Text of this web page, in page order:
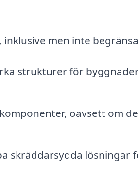
men inte
strukturer för
oavsett om
skräddarsydda lösningar